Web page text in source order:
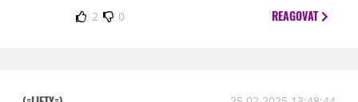
2 0 REAGOVAT